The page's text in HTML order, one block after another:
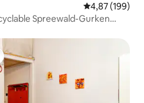
Évaluation
4,87 (199)
Spreewald-Gurken